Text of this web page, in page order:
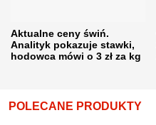
Aktualne ceny świń.
Analityk pokazuje stawki,
hodowca mówi o 3 zł za kg
POLECANE PRODUKTY